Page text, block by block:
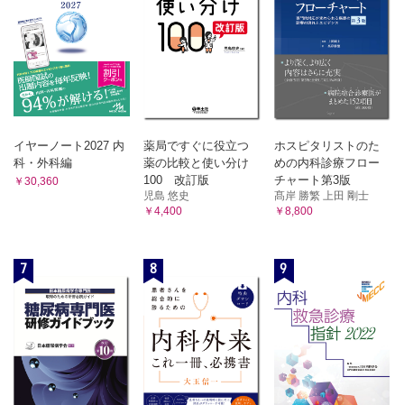
イヤーノート2027 内
科・外科編
￥30,360
薬局ですぐに役立つ
薬の比較と使い分け
100 改訂版
児島 悠史
￥4,400
ホスピタリストのた
めの内科診療フロー
チャート第3版
髙岸 勝繁 上田 剛士
￥8,800
7 8 9